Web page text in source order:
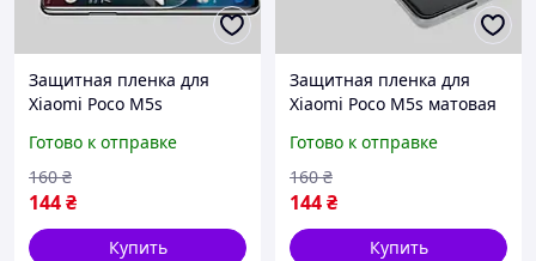
Защитная пленка для
Xiaomi Poco M5s
пленка на телефон сяоми
поко м5с прозрачная x2p
Готово к отправке
144₴
160 ₴
Купить
Защитная пленка для
Xiaomi Poco M5s матовая
телефон сяоми поко м5с
матовая q0o
Готово к отправке
144₴
160 ₴
Купить